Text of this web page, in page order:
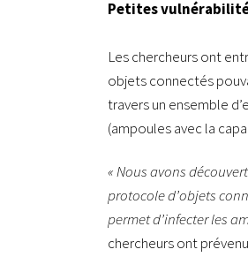
Petites
Les chercheurs ont
objets connectés
travers un ensemble
(ampoules avec la
« Nous avons
protocole d’objets
permet d’infecter les
chercheurs ont